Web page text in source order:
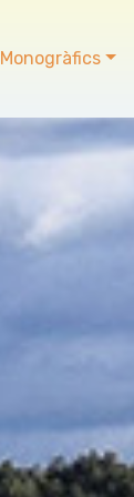
Monogràfics